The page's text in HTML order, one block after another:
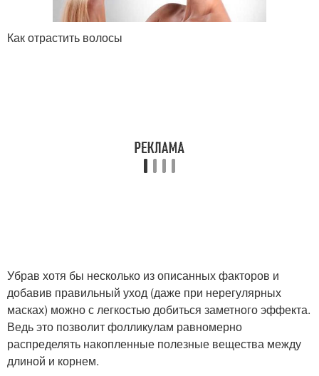
Как отрастить волосы
Убрав хотя бы несколько из описанных факторов и
добавив правильный уход (даже при нерегулярных
масках) можно с легкостью добиться заметного эффекта.
Ведь это позволит фолликулам равномерно
распределять накопленные полезные вещества между
длиной и корнем.